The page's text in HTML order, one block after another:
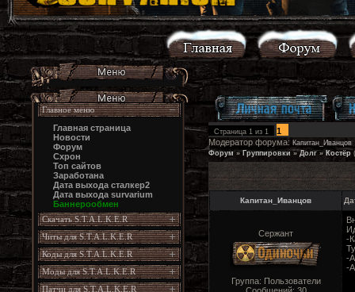
Главное меню
Главная страница
Новости
Форум
Схрон
Топ сайтов
Заработана
Дата выхода сталкер2
Дата выхода survarium
Баннерообмен
Скачать S.T.A.L.K.E.R
Читы для S.T.A.L.K.E.R
Коды для S.T.A.L.K.E.R
Моды для S.T.A.L.K.E.R
Патчи для S.T.A.L.K.E.R
Страница 1 из 1
1
Модератор форума: Капитан_Иванцов
Форум» Группировки »Долг» Костёр
Капитан_Иванцов
Сержант
Группа: Пользователи
-
-
-